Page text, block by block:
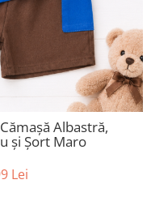
Albastră,
și Șort Maro
Lei